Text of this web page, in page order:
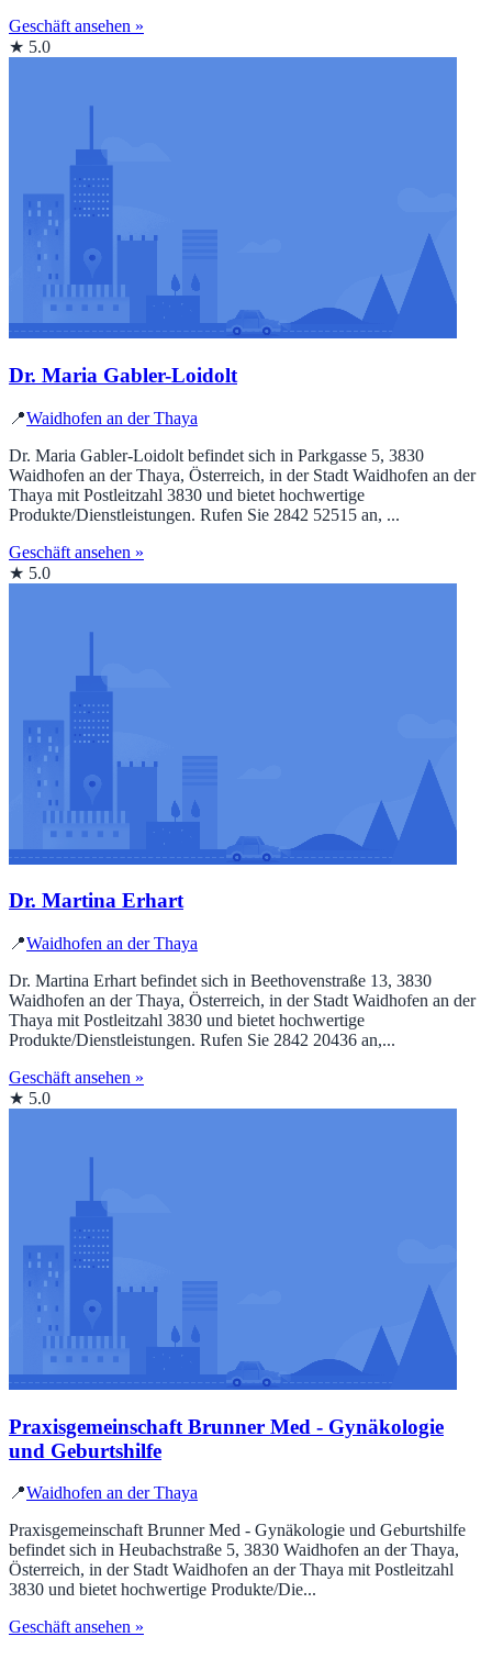
Geschäft ansehen »
★ 5.0
Dr. Maria Gabler-Loidolt
📍Waidhofen an der Thaya
Dr. Maria Gabler-Loidolt befindet sich in Parkgasse 5, 3830
Waidhofen an der Thaya, Österreich, in der Stadt Waidhofen an der
Thaya mit Postleitzahl 3830 und bietet hochwertige
Produkte/Dienstleistungen. Rufen Sie 2842 52515 an, ...
Geschäft ansehen »
★ 5.0
Dr. Martina Erhart
📍Waidhofen an der Thaya
Dr. Martina Erhart befindet sich in Beethovenstraße 13, 3830
Waidhofen an der Thaya, Österreich, in der Stadt Waidhofen an der
Thaya mit Postleitzahl 3830 und bietet hochwertige
Produkte/Dienstleistungen. Rufen Sie 2842 20436 an,...
Geschäft ansehen »
★ 5.0
Praxisgemeinschaft Brunner Med - Gynäkologie
und Geburtshilfe
📍Waidhofen an der Thaya
Praxisgemeinschaft Brunner Med - Gynäkologie und Geburtshilfe
befindet sich in Heubachstraße 5, 3830 Waidhofen an der Thaya,
Österreich, in der Stadt Waidhofen an der Thaya mit Postleitzahl
3830 und bietet hochwertige Produkte/Die...
Geschäft ansehen »